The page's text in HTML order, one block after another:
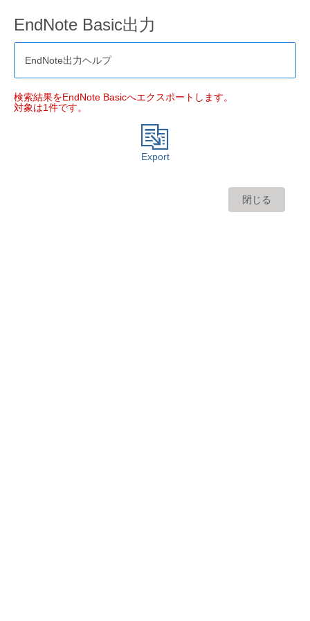
EndNote Basic出力
EndNote出力ヘルプ
検索結果をEndNote Basicへエクスポートします。
対象は1件です。
Export